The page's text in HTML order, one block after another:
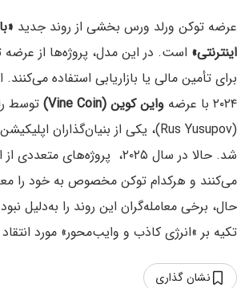
عرضه توکن ورلد ورس بخشی از روند جدید
اینترنتی» است. در این مدل، پروژه‌ها از
برای تأمین مالی یا بازاریابی استفاده
۲۰۲۴ با عرضه
واین کوین (Vine Coin)
توسط
شد. حالا در سال ۲۰۲۵، پروژه‌های
می‌کنند و هرکدام توکن مخصوص به خود را
حال، برخی معامله‌گران این روند را به‌دلیل
تکیه بر »انرژی کاذب و وایب‌محور»‌ مورد انتقاد
نشان گذاری